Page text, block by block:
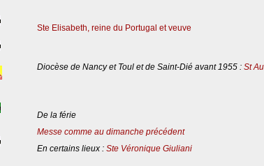
Ste Elisabeth, reine du Portugal et veuve
Diocèse de Nancy et Toul et de Saint-Dié avant 1955 : St
De la férie
Messe comme au dimanche précédent
En certains lieux : Ste Véronique Giuliani